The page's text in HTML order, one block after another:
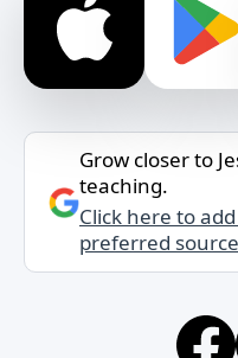
Grow closer to
teaching.
Click here to
preferred